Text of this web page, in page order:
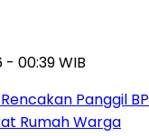
- 00:39 WIB
Panggil
Rumah Warga